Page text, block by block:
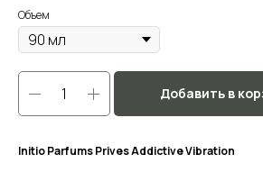
Объем
Добавить в
Initio Parfums Prives Addictive Vibration